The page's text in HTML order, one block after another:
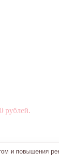
рублей.
и повышения